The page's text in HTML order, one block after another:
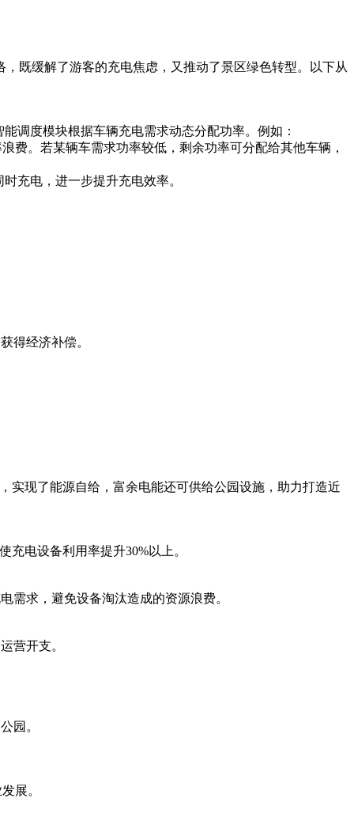
既缓解了游客的充电焦虑，又推动了景区绿色转型。以下从
调度模块根据车辆充电需求动态分配功率。例如：
。若某辆车需求功率较低，剩余功率可分配给其他车辆，
充电，进一步提升充电效率。
得经济补偿。
实现了能源自给，富余电能还可供给公园设施，助力打造近
电设备利用率提升30%以上。
需求，避免设备淘汰造成的资源浪费。
营开支。
园。
展。